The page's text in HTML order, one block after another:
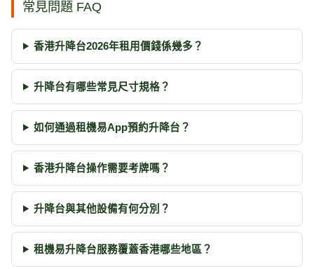
常見問題 FAQ
香港升降台2026年租用價錢係幾多？
升降台有哪些常見尺寸規格？
如何通過租機易App預約升降台？
香港升降台操作需要考牌嗎？
升降台與其他設備有何分別？
租機易升降台服務覆蓋香港哪些地區？